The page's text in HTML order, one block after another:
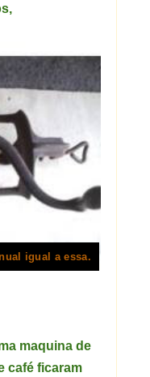
igual a essa.
maquina de
café ficaram